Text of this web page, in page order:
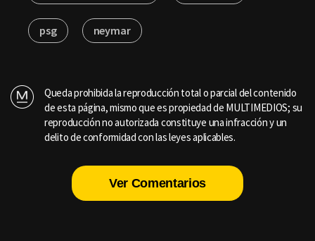
psg neymar
Queda prohibida la reproducción total o parcial del contenido
de esta página, mismo que es propiedad de MULTIMEDIOS; su
reproducción no autorizada constituye una infracción y un
delito de conformidad con las leyes aplicables.
Ver Comentarios